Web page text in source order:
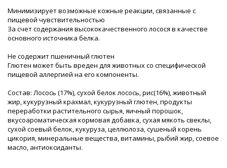
Минимизирует возможные кожные реакции, связанные с
пищевой чувствительностью
За счет содержания высококачественного лосося в качестве
основного источника белка.
Не содержит пшеничный глютен
Глютен может быть вреден для животных со специфической
пищевой аллергией на его компоненты.
Состав: Лосось (17%), сухой белок лосось, рис(16%), животный
жир, кукурузный крахмал, кукурузный глютен, продукты
переработки растительного сырья, яичный порошок,
вкусоароматическая кормовая добавка, сухая мякоть свеклы,
сухой соевый белок, кукуруза, целлюлоза, сушеный корень
цикория, минеральные вещества, витамины, рыбий жир, соевое
масло, антиоксиданты.